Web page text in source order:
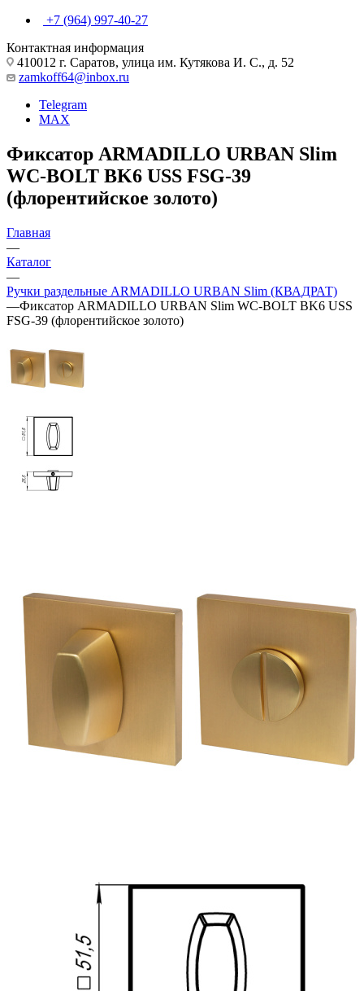
+7 (964) 997-40-27
Контактная информация
410012 г. Саратов, улица им. Кутякова И. С., д. 52
zamkoff64@inbox.ru
Telegram
MAX
Фиксатор ARMADILLO URBAN Slim
WC-BOLT BK6 USS FSG-39
(флорентийское золото)
Главная
—
Каталог
—
Ручки раздельные ARMADILLO URBAN Slim (КВАДРАТ)
—Фиксатор ARMADILLO URBAN Slim WC-BOLT BK6 USS
FSG-39 (флорентийское золото)